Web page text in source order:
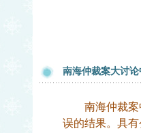
南海仲裁案大讨
南海仲裁案中
误的结果。具